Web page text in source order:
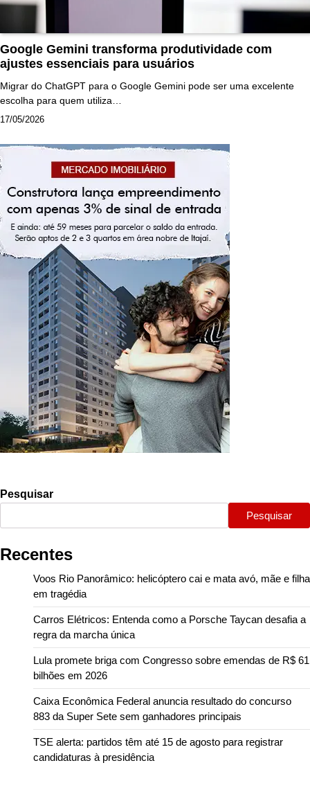
Google Gemini transforma produtividade com
ajustes essenciais para usuários
Migrar do ChatGPT para o Google Gemini pode ser uma excelente
escolha para quem utiliza…
17/05/2026
Pesquisar
Pesquisar
Recentes
Voos Rio Panorâmico: helicóptero cai e mata avó, mãe e filha
em tragédia
Carros Elétricos: Entenda como a Porsche Taycan desafia a
regra da marcha única
Lula promete briga com Congresso sobre emendas de R$ 61
bilhões em 2026
Caixa Econômica Federal anuncia resultado do concurso
883 da Super Sete sem ganhadores principais
TSE alerta: partidos têm até 15 de agosto para registrar
candidaturas à presidência